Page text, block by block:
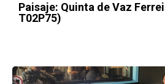
Paisaje: Quinta de Vaz
T02P75)